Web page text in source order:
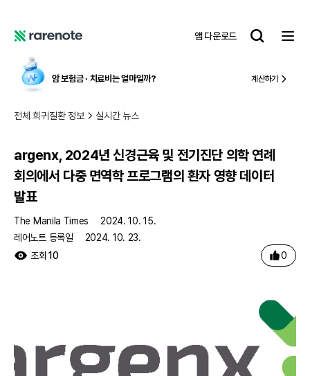
노
앱 다운로드
레
트
암 보험금 ∙ 치료비 는 얼마일까? 계산하기
전체 희귀질환 정보 실시간 뉴스
argenx, 2024년 신경근육 및 전기진단 의학 연례
회의에서 다중 면역학 프로그램의 환자 영향 데이터
발표
The Manila Times
2024. 10. 15.
레어노트 등록일
2024. 10. 23.
조회 10 0